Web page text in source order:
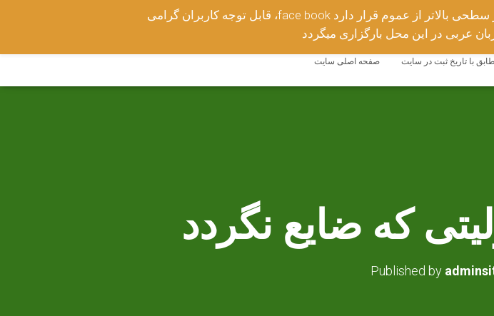
وعلوم غریبه
صفحه اصلی سایت با تاریخ ثبت در سایت
که ضایع نگردد
Published by
قابل توجه کاربران گرامی ،face book المجربات الادعیه وعلوم الغریبه در دسترس میباشد ،ومطالبی که در سطحی بالاتر از عموم قرار دارد
عربی در این محل بارگزاری میگردد